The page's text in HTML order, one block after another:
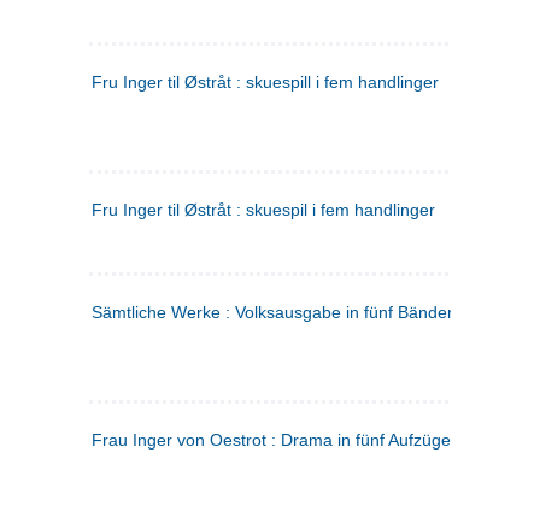
Fru Inger til Østråt : skuespill i fem handlinger
Fru Inger til Østråt : skuespil i fem handlinger
Sämtliche Werke : Volksausgabe in fünf Bänden
Frau Inger von Oestrot : Drama in fünf Aufzügen